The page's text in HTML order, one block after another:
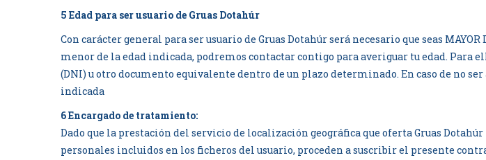
5 Edad para ser usuario de Gruas Dotahúr
Con carácter general para ser usuario de Gruas Dotahúr será necesario que seas
menor de la edad indicada, podremos contactar contigo para averiguar tu edad.
(DNI) u otro documento equivalente dentro de un plazo determinado. En caso de no
indicada
6 Encargado de tratamiento:
Dado que la prestación del servicio de localización geográfica que oferta Gruas
personales incluidos en los ficheros del usuario, proceden a suscribir el presente